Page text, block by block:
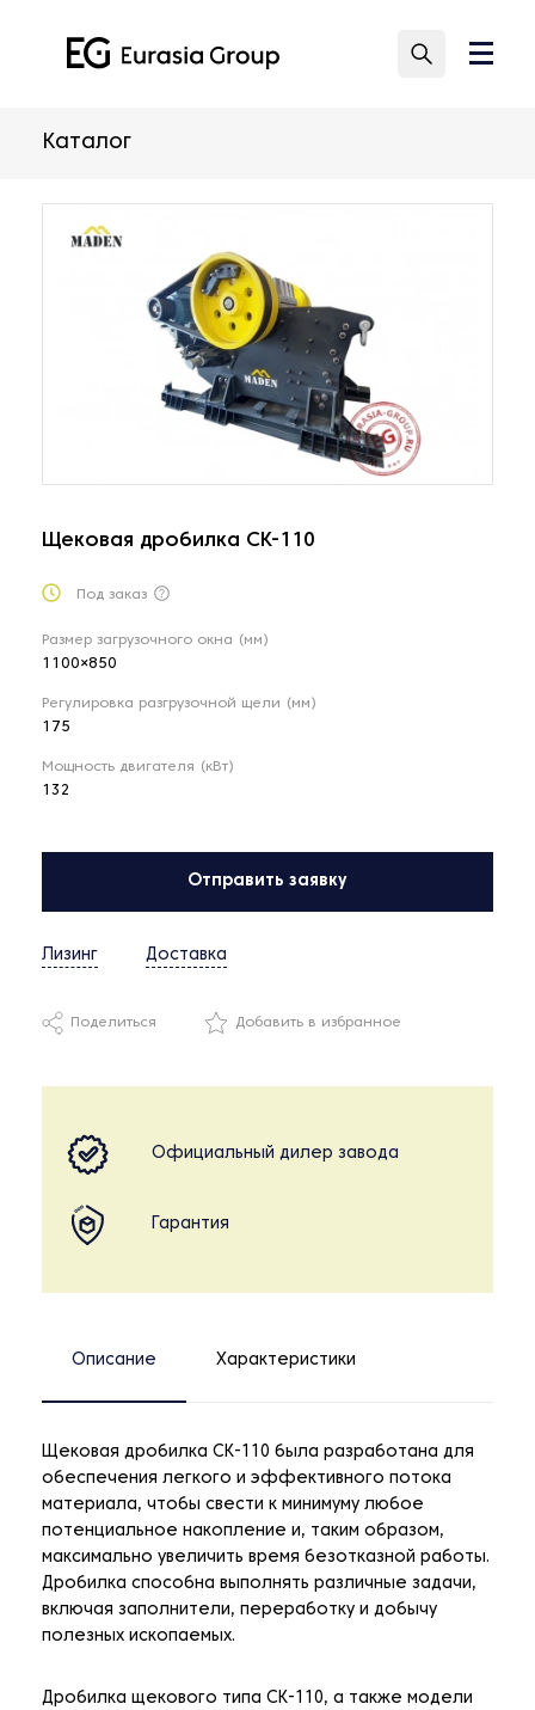
Каталог
Щековая дробилка CK-110
Под заказ
Размер загрузочного окна (мм)
1100×850
Регулировка разгрузочной щели (мм)
175
Мощность двигателя (кВт)
132
Отправить заявку
Лизинг Доставка
Поделиться Добавить в избранное
Официальный дилер завода
Гарантия
Описание Характеристики
Щековая дробилка CK-110 была разработана для
обеспечения легкого и эффективного потока
материала, чтобы свести к минимуму любое
потенциальное накопление и, таким образом,
максимально увеличить время безотказной работы.
Дробилка способна выполнять различные задачи,
включая заполнители, переработку и добычу
полезных ископаемых.
Дробилка щекового типа CK-110, а также модели